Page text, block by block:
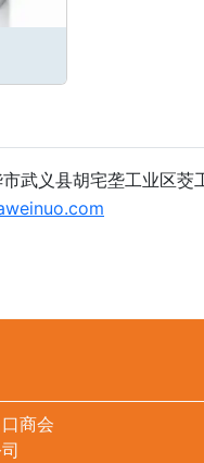
武义县胡宅垄工业区茭
商会